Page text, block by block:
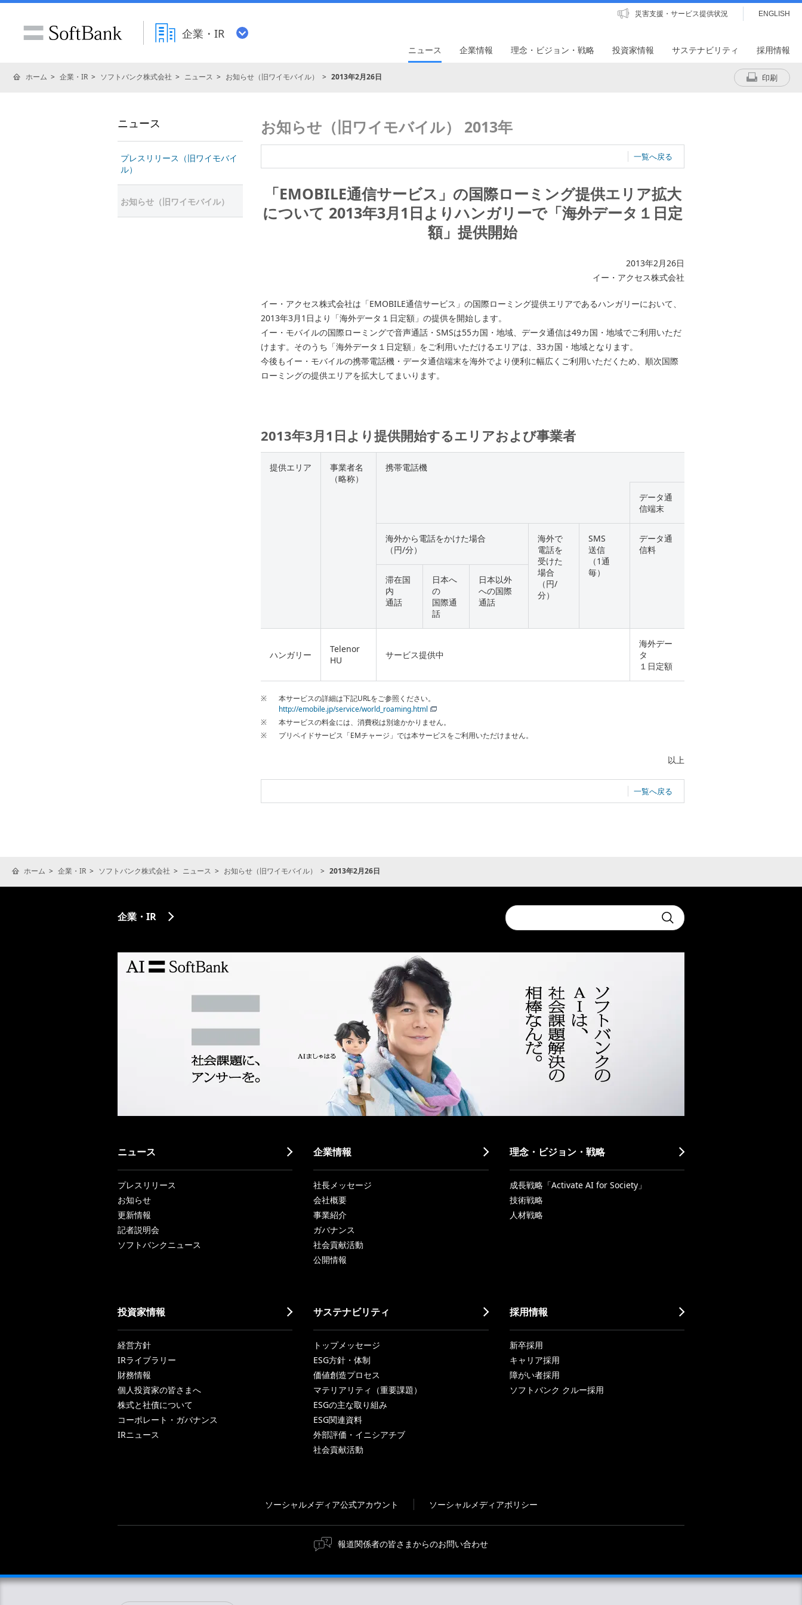
企業・IR
災害支援・サービス提供状況 ENGLISH
ニュース 企業情報 理念・ビジョン・戦略 投資家情報 サステナビリティ 採用情報
ホーム 企業・IR ソフトバンク株式会社 ニュース お知らせ（旧ワイモバイル） 2013年2月26日 印刷
お知らせ（旧ワイモバイル） 2013年
一覧へ戻る
「EMOBILE通信サービス」の国際ローミング提供エリア拡大
について 2013年3月1日よりハンガリーで「海外データ１日定
額」提供開始
2013年2月26日
イー・アクセス株式会社
イー・アクセス株式会社は「EMOBILE通信サービス」の国際ローミング提供エリアであるハンガリーにおいて、
2013年3月1日より「海外データ１日定額」の提供を開始します。
イー・モバイルの国際ローミングで音声通話・SMSは55カ国・地域、データ通信は49カ国・地域でご利用いただ
けます。そのうち「海外データ１日定額」をご利用いただけるエリアは、33カ国・地域となります。
今後もイー・モバイルの携帯電話機・データ通信端末を海外でより便利に幅広くご利用いただくため、順次国際
ローミングの提供エリアを拡大してまいります。
2013年3月1日より提供開始するエリアおよび事業者
提供エリア
事業者名
（略称）
携帯電話機
データ通
信端末
海外から電話をかけた場合
（円/分）
海外で
電話を
受けた
場合
（円/
分）
SMS
送信
（1通
毎）
データ通
信料
滞在国
内
通話
日本へ
の
国際通
話
日本以外
への国際
通話
ハンガリー
Telenor
HU
サービス提供中
海外デー
タ
１日定額
※
本サービスの詳細は下記URLをご参照ください。
http://emobile.jp/service/world_roaming.html
※
本サービスの料金には、消費税は別途かかりません。
※
プリペイドサービス「EMチャージ」では本サービスをご利用いただけません。
以上
一覧へ戻る
ニュース
プレスリリース（旧ワイモバイ
ル）
お知らせ（旧ワイモバイル）
ホーム 企業・IR ソフトバンク株式会社 ニュース お知らせ（旧ワイモバイル） 2013年2月26日
Conduct
a
search
Submit
企業・IR
ニュース
プレスリリース
お知らせ
更新情報
記者説明会
ソフトバンクニュース
企業情報
社長メッセージ
会社概要
事業紹介
ガバナンス
社会貢献活動
公開情報
理念・ビジョン・戦略
成長戦略「Activate AI for Society」
技術戦略
人材戦略
投資家情報
経営方針
IRライブラリー
財務情報
個人投資家の皆さまへ
株式と社債について
コーポレート・ガバナンス
IRニュース
サステナビリティ
トップメッセージ
ESG方針・体制
価値創造プロセス
マテリアリティ（重要課題）
ESGの主な取り組み
ESG関連資料
外部評価・イニシアチブ
社会貢献活動
採用情報
新卒採用
キャリア採用
障がい者採用
ソフトバンク クルー採用
ソーシャルメディア公式アカウント ソーシャルメディアポリシー
報道関係者の皆さまからのお問い合わせ